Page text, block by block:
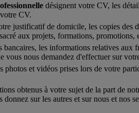
désignent votre CV, les
CV.
justificatif de domicile, les copies
aux projets, formations, promotions,
bancaires, les informations relatives aux
nous demandez d'effectuer sur
photos et vidéos prises lors de votre
obtenus à votre sujet de la part de
sur les autres et sur nous et